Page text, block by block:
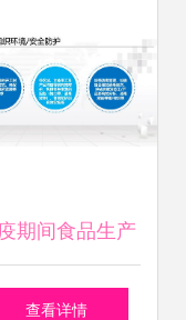
期间食品生产
业如何统筹保障
查看详情